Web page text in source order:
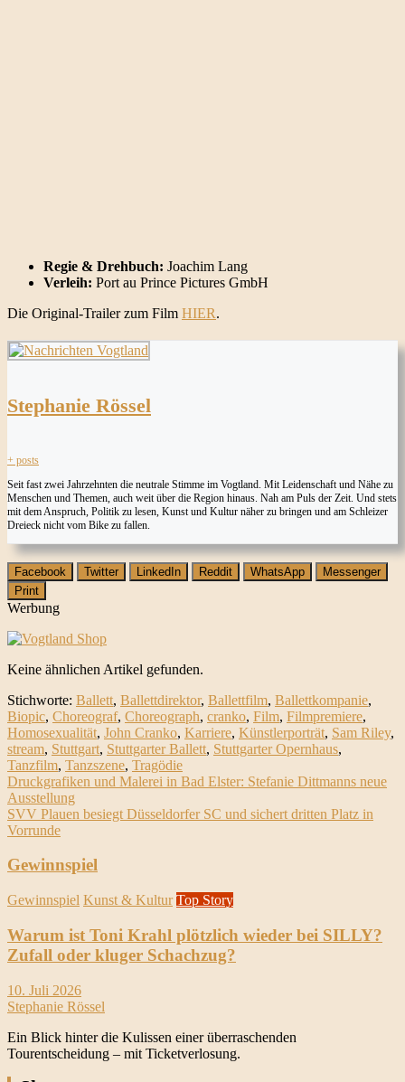
Regie & Drehbuch: Joachim Lang
Verleih: Port au Prince Pictures GmbH
Die Original-Trailer zum Film HIER.
Stephanie Rössel
+ posts
Seit fast zwei Jahrzehnten die neutrale Stimme im Vogtland. Mit Leidenschaft und Nähe zu
Menschen und Themen, auch weit über die Region hinaus. Nah am Puls der Zeit. Und stets
mit dem Anspruch, Politik zu lesen, Kunst und Kultur näher zu bringen und am Schleizer
Dreieck nicht vom Bike zu fallen.
Facebook Twitter LinkedIn Reddit WhatsApp
Messenger
Print
Werbung
Keine ähnlichen Artikel gefunden.
Stichworte: Ballett, Ballettdirektor, Ballettfilm, Ballettkompanie,
Biopic, Choreograf, Choreograph, cranko, Film, Filmpremiere,
Homosexualität, John Cranko, Karriere, Künstlerporträt, Sam Riley,
stream, Stuttgart, Stuttgarter Ballett, Stuttgarter Opernhaus,
Tanzfilm, Tanzszene, Tragödie
Beitrags-
Navigation
Druckgrafiken und Malerei in Bad Elster: Stefanie Dittmanns neue
Ausstellung
SVV Plauen besiegt Düsseldorfer SC und sichert dritten Platz in
Vorrunde
Gewinnspiel
Gewinnspiel Kunst & Kultur Top Story
Warum ist Toni Krahl plötzlich wieder bei SILLY?
Zufall oder kluger Schachzug?
10. Juli 2026
Stephanie Rössel
Ein Blick hinter die Kulissen einer überraschenden
Tourentscheidung – mit Ticketverlosung.